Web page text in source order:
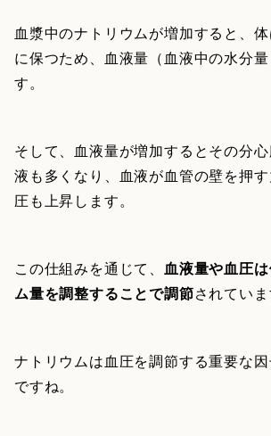
血漿中のナトリウムが増加すると、
に保つため、血液量（血液中の水分
す。
そして、血液量が増加するとその分
液も多くなり、血液が血管の壁を押
圧も上昇します。
この仕組みを通じて、 血液量や血圧
ム量を調整することで調節されていま
ナトリウムは血圧を調節する重要な
ですね。